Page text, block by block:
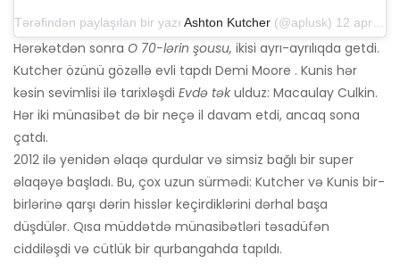
Tərəfindən paylaşılan bir yazı Ashton Kutcher (@aplusk) 12 aprel 2019-cu il, saat 14: 50-də PDT
Hərəkətdən sonra O 70-lərin şousu, ikisi ayrı-ayrılıqda getdi.
Kutcher özünü gözəllə evli tapdı Demi Moore . Kunis hər
kəsin sevimlisi ilə tarixləşdi Evdə təkulduz: Macaulay Culkin.
Hər iki münasibət də bir neçə il davam etdi, ancaq sona
çatdı.
2012 ilə yenidən əlaqə qurdular və simsiz bağlı bir super
əlaqəyə başladı. Bu, çox uzun sürmədi: Kutcher və Kunis bir-
birlərinə qarşı dərin hisslər keçirdiklərini dərhal başa
düşdülər. Qısa müddətdə münasibətləri təsadüfən
ciddiləşdi və cütlük bir qurbangahda tapıldı.